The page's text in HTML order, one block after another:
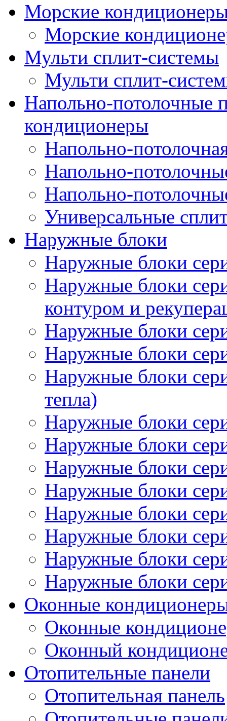
Морские
Морские
Мульти сплит-системы
Мульти сплит-
Напольно-потолочные
кондиционеры
Напольно-
Напольно-
Напольно-
Универсальные
Наружные блоки
Наружные блоки
Наружные блоки
контуром и
Наружные блоки
Наружные блоки
Наружные блоки
тепла)
Наружные блоки
Наружные блоки
Наружные блоки
Наружные блоки
Наружные блоки
Наружные блоки
Наружные блоки
Наружные блоки
Оконные
Оконные
Оконный
Отопительные панели
Отопительная панель